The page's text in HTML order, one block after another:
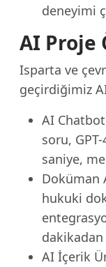
deneyimi
AI Proje
Isparta ve
geçirdiğimiz
AI
soru,
saniye,
Doküman
hukuki
dakikadan
AI İçerik